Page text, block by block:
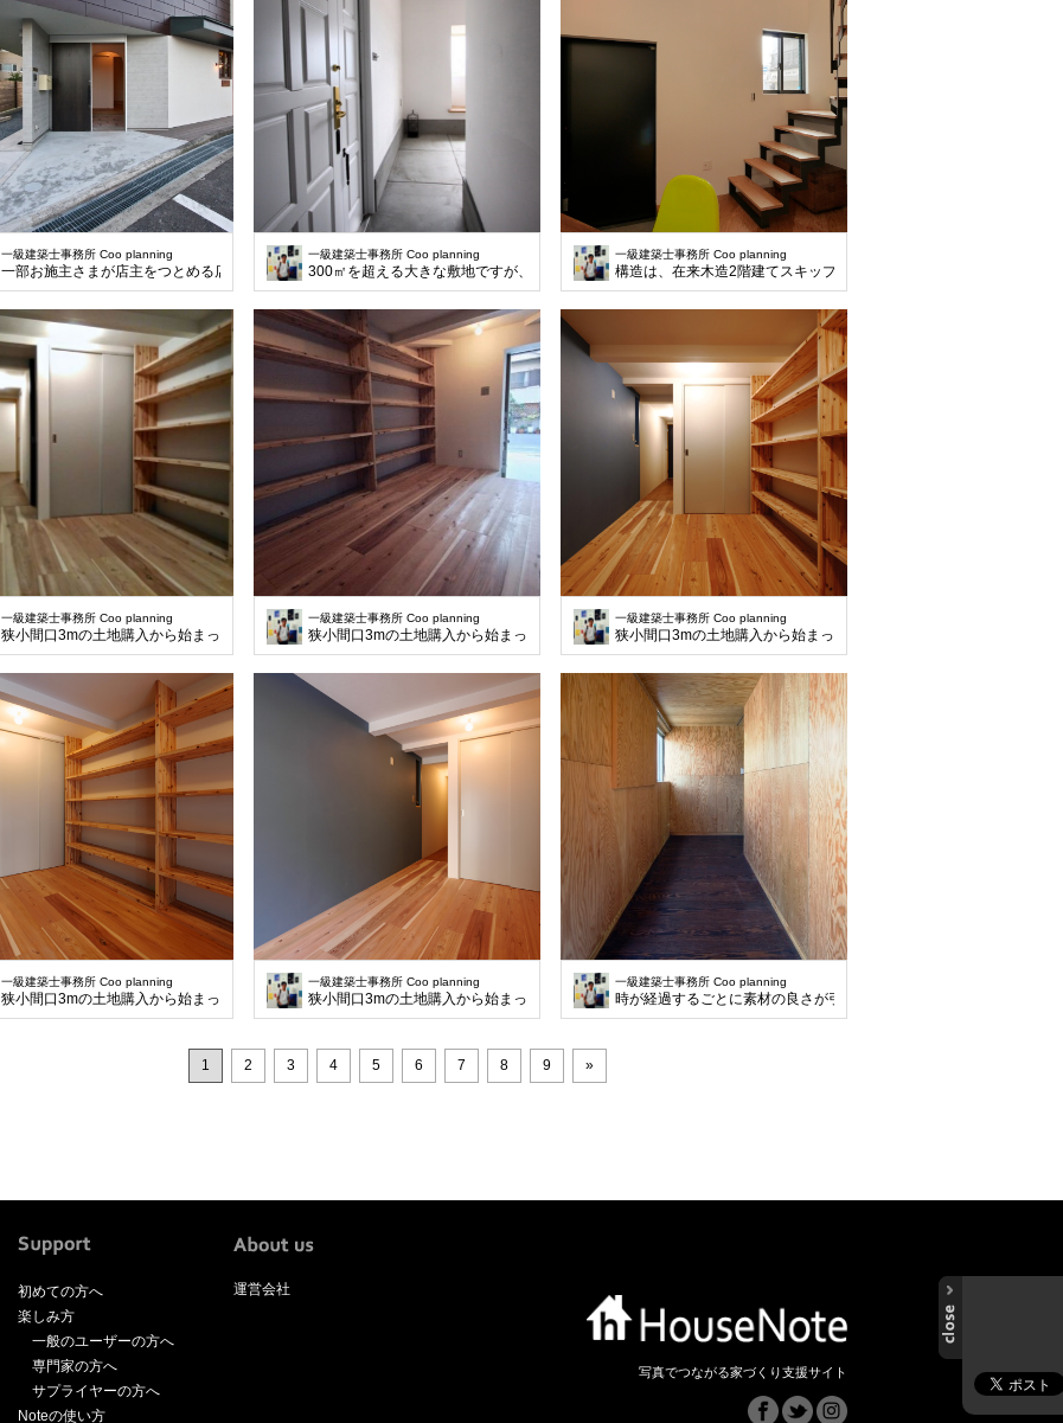
一級建築士事務所 Coo planning
一部お施主さまが店主をつとめる店舗として利用する計画です。前面道路は、12メートルと広めです。歩道には、緩やかな勾配がついていて、敷地の端から端ま
一級建築士事務所 Coo planning
300㎡を超える大きな敷地ですが、そのほとんどが傾斜地で占められています。深基礎を利用しながら平屋建ての住
一級建築士事務所 Coo planning
構造は、在来木造2階建てスキップフロア。インナーガレージを含
一級建築士事務所 Coo planning
狭小間口3mの土地購入から始まった計画です。兼ねることで無駄なスペースをなくしています。
一級建築士事務所 Coo planning
狭小間口3mの土地購入から始まった計画です。兼ねることで無駄なスペースをなくしています。
一級建築士事務所 Coo planning
狭小間口3mの土地購入から始まった計画です。兼ねることで無駄な
一級建築士事務所 Coo planning
狭小間口3mの土地購入から始まった計画です。兼ねることで無駄なスペースをなくしています。
一級建築士事務所 Coo planning
狭小間口3mの土地購入から始まった計画です。兼ねることで無駄なスペースをなくしています。
一級建築士事務所 Coo planning
時が経過するごとに素材の良さが引き出されます。家族の成長と共
1 2 3 4 5 6 7 8 9 »
初めての方へ
楽しみ方
一般のユーザーの方へ
専門家の方へ
サプライヤーの方へ
Noteの使い方
運営会社
写真でつながる家づくり支援サイト